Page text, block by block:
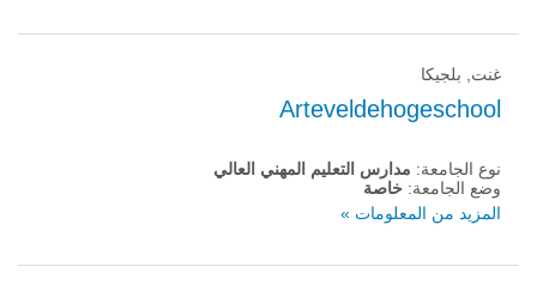
غنت, بلجيكا
Arteveldehogeschool
نوع الجامعة: مدارس التعليم المهني العالي
وضع الجامعة: خاصة
المزيد من المعلومات »